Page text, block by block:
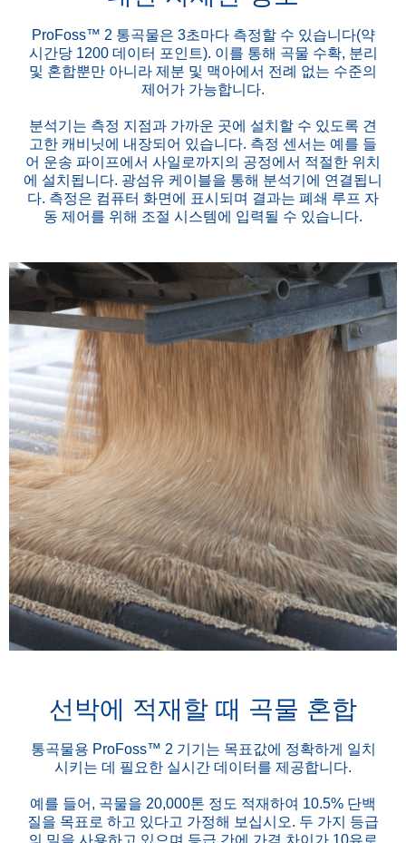
ProFoss™ 2 통곡물은 3초마다 측정할 수 있습니다(약
시간당 1200 데이터 포인트). 이를 통해 곡물 수확, 분리
및 혼합뿐만 아니라 제분 및 맥아에서 전례 없는 수준의
제어가 가능합니다.
분석기는 측정 지점과 가까운 곳에 설치할 수 있도록 견
고한 캐비닛에 내장되어 있습니다. 측정 센서는 예를 들
어 운송 파이프에서 사일로까지의 공정에서 적절한 위치
에 설치됩니다. 광섬유 케이블을 통해 분석기에 연결됩니
다. 측정은 컴퓨터 화면에 표시되며 결과는 폐쇄 루프 자
동 제어를 위해 조절 시스템에 입력될 수 있습니다.
선박에 적재할 때 곡물 혼합
통곡물용 ProFoss™ 2 기기는 목표값에 정확하게 일치
시키는 데 필요한 실시간 데이터를 제공합니다.
예를 들어, 곡물을 20,000톤 정도 적재하여 10.5% 단백
질을 목표로 하고 있다고 가정해 보십시오. 두 가지 등급
의 밀을 사용하고 있으며 등급 간에 가격 차이가 10유로